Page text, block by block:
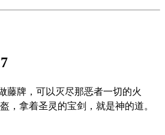
藤牌，可以灭尽那恶者一切的火
，拿着圣灵的宝剑，就是神的道。